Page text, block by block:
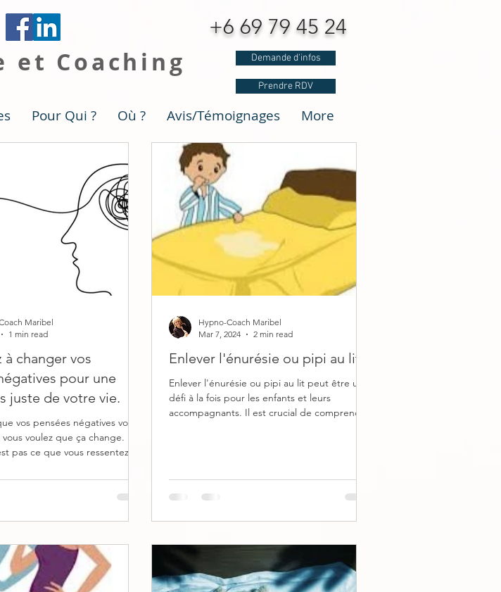
+6 69 79 45 24
et Coaching Demande d'infos
Prendre RDV
Pour Qui ? Où ? Avis/Témoignages More
changer vos
pour une
juste de votre vie.
vos pensées négatives vous
voulez que ça change. Le
pas ce que vous ressentez,
vous croyez vraies sans les
vous trompent et
anxiété… manque de
en place, les mêmes
La technique que je
ra
Maribel
1 min read
Enlever l'énurésie ou pipi au lit
Enlever l'énurésie ou pipi au lit peut être un
défi à la fois pour les enfants et leurs
accompagnants. Il est crucial de comprendre
Hypno-Coach Maribel
Mar 7, 2024
2 min read